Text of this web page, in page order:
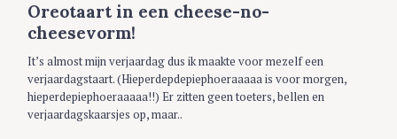
O
R
I
E
S
Oreotaart in een cheese-no-
cheesevorm!
It’s almost mijn verjaardag dus ik maakte voor mezelf een
verjaardagstaart. (Hieperdepdepiephoeraaaaa is voor morgen,
hieperdepiephoeraaaaa!!) Er zitten geen toeters, bellen en
verjaardagskaarsjes op, maar..